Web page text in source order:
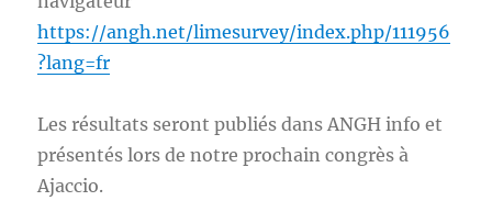
https://angh.net/limesurvey/index.php/111956
?lang=fr
Les résultats seront publiés dans ANGH info et
présentés lors de notre prochain congrès à
Ajaccio.